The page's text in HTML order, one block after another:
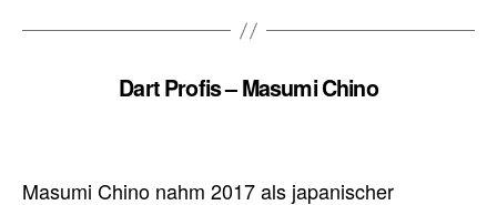
Dart Profis – Masumi Chino
Masumi Chino nahm 2017 als japanischer